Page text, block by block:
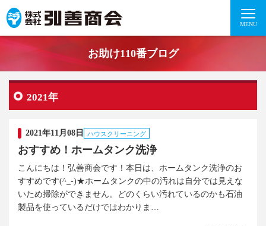
MENU
お助け110番ブログ
2021年
2021年11月08日 ハウスクリーニング
おすすめ！ホームタンク洗浄
こんにちは！弘善商会です！本日は、ホームタンク洗浄のお
すすめです(^_-)★ホームタンクの中の汚れは自分では見えな
いため掃除ができません。どのくらい汚れているのかも石油
製品を使っているだけではわかりま…